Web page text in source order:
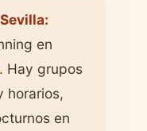
en
. Hay grupos
horarios,
en